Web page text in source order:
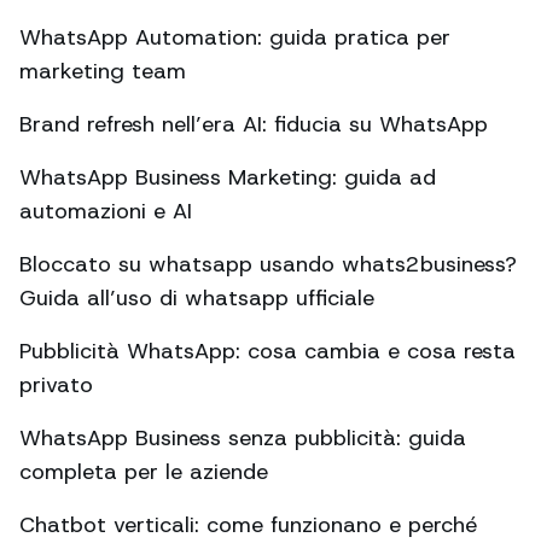
WhatsApp Automation: guida pratica per
marketing team
Brand refresh nell’era AI: fiducia su WhatsApp
WhatsApp Business Marketing: guida ad
automazioni e AI
Bloccato su whatsapp usando whats2business?
Guida all’uso di whatsapp ufficiale
Pubblicità WhatsApp: cosa cambia e cosa resta
privato
WhatsApp Business senza pubblicità: guida
completa per le aziende
Chatbot verticali: come funzionano e perché